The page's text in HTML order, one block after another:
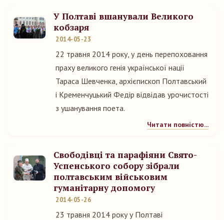
У Полтаві вшанували Великого
кобзаря
2014-05-23
22 травня 2014 року, у день перепоховання
праху великого генія української нації
Тараса Шевченка, архієпископ Полтавський
і Кременчуцький Федір відвідав урочистості
з ушанування поета.
Читати повністю...
Свободівці та парафіяни Свято-
Успенського собору зібрали
полтавським військовим
гуманітарну допомогу
2014-05-26
23 травня 2014 року у Полтаві